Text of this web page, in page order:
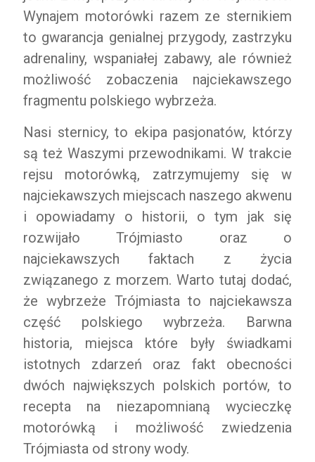
Wynajem motorówki razem ze sternikiem
to gwarancja genialnej przygody, zastrzyku
adrenaliny, wspaniałej zabawy, ale również
możliwość zobaczenia najciekawszego
fragmentu polskiego wybrzeża.
Nasi sternicy, to ekipa pasjonatów, którzy
są też Waszymi przewodnikami. W trakcie
rejsu motorówką, zatrzymujemy się w
najciekawszych miejscach naszego akwenu
i opowiadamy o historii, o tym jak się
rozwijało Trójmiasto oraz o
najciekawszych faktach z życia
związanego z morzem. Warto tutaj dodać,
że wybrzeże Trójmiasta to najciekawsza
część polskiego wybrzeża. Barwna
historia, miejsca które były świadkami
istotnych zdarzeń oraz fakt obecności
dwóch największych polskich portów, to
recepta na niezapomnianą wycieczkę
motorówką i możliwość zwiedzenia
Trójmiasta od strony wody.